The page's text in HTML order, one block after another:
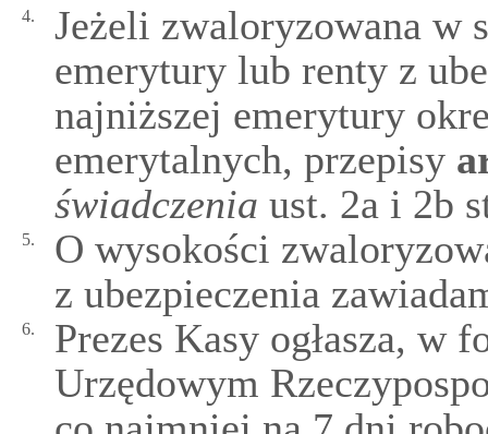
4.
Jeżeli zwaloryzowana w
emerytury lub renty z
najniższej emerytury
emerytalnych, przepisy
świadczenia ust. 2a i 2b
5.
O wysokości
z ubezpieczenia
6.
Prezes Kasy ogłasza,
Urzędowym